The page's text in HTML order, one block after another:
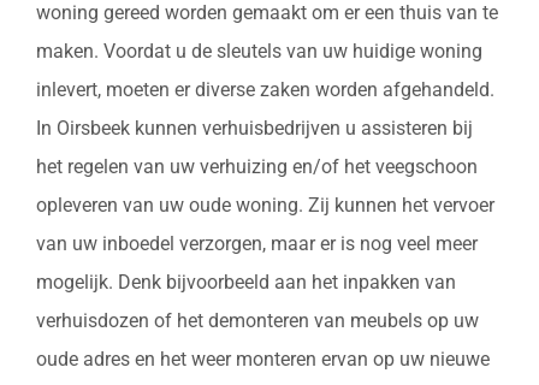
woning gereed worden gemaakt om er een thuis van te
maken. Voordat u de sleutels van uw huidige woning
inlevert, moeten er diverse zaken worden afgehandeld.
In Oirsbeek kunnen verhuisbedrijven u assisteren bij
het regelen van uw verhuizing en/of het veegschoon
opleveren van uw oude woning. Zij kunnen het vervoer
van uw inboedel verzorgen, maar er is nog veel meer
mogelijk. Denk bijvoorbeeld aan het inpakken van
verhuisdozen of het demonteren van meubels op uw
oude adres en het weer monteren ervan op uw nieuwe